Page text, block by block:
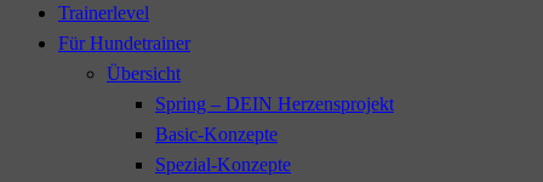
Trainerlevel
Für Hundetrainer
Übersicht
Spring – DEIN Herzensprojekt
Basic-Konzepte
Spezial-Konzepte